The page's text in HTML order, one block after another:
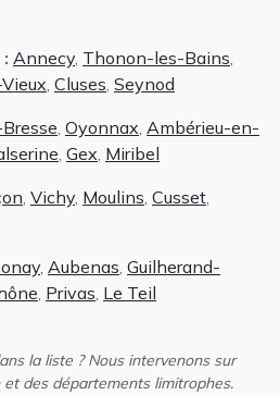
Annecy Thonon-les-Bains
Cluses Seynod
Oyonnax Ambérieu-en-
Gex Miribel
Vichy Moulins Cusset
Aubenas Guilherand-
Privas Le Teil
la liste ? Nous intervenons sur
des départements limitrophes.